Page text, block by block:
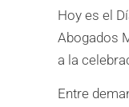
Hoy es el
Abogados
a la
Entre